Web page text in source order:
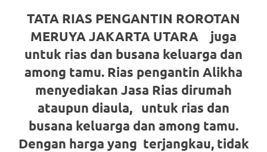
80%
Discount
replica
watches.
click
fake
TATA RIAS PENGANTIN ROROTAN
MERUYA JAKARTA UTARA juga
untuk rias dan busana keluarga dan
among tamu. Rias pengantin Alikha
menyediakan Jasa Rias dirumah
ataupun diaula, untuk rias dan
busana keluarga dan among tamu.
Dengan harga yang terjangkau, tidak